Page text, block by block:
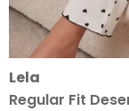
Lela
Regular Fit